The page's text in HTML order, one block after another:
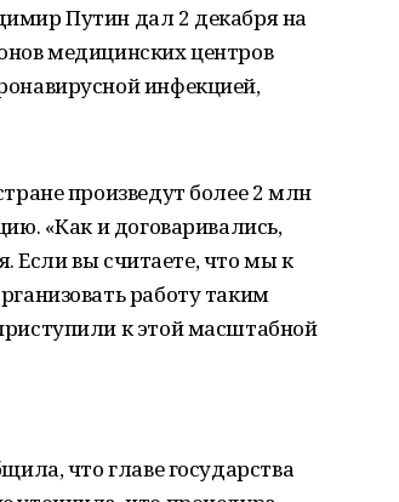
Путин дал 2 декабря на
медицинских центров
инфекцией,
произведут более 2 млн
«Как и договаривались,
Если вы считаете, что мы к
работу таким
к этой масштабной
что главе государства